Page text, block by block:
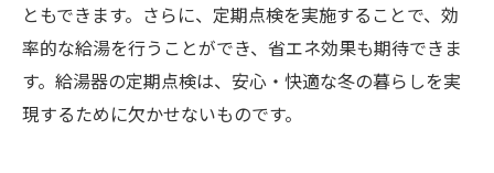
ともできます。さらに、定期点検を実施することで、効
率的な給湯を行うことができ、省エネ効果も期待できま
す。給湯器の定期点検は、安心・快適な冬の暮らしを実
現するために欠かせないものです。